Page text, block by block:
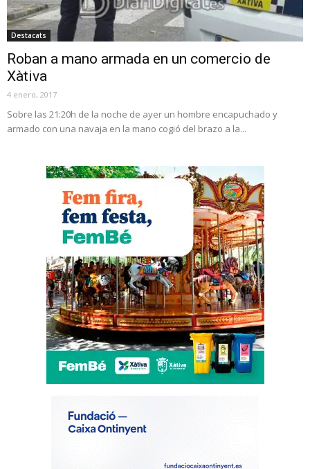
Destacats
Roban a mano armada en un comercio de
Xàtiva
4 enero, 2017
Sobre las 21:20h de la noche de ayer un hombre encapuchado y
armado con una navaja en la mano cogió del brazo a la...